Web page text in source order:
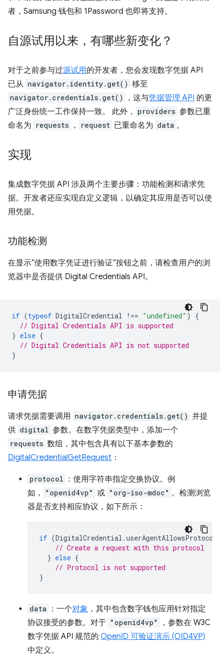
者，Samsung 钱包和 1Password 也即将支持。
自源试用以来，有哪些新变化？
对于之前参与过源试用的开发者，您会发现数字凭据 API
已从 navigator.identity.get() 移至
navigator.credentials.get() ，这与凭据管理 API 的更
广泛身份统一工作保持一致。 此外，
providers 参数已重
命名为 requests ， request 已重命名为 data 。
实现
集成数字凭据 API 涉及两个主要步骤：功能检测和请求凭
据。开发者还应实现自定义逻辑，以确定其应用是否可以使
用凭据。
功能检测
在显示“使用数字凭证进行验证”按钮之前，请检查用户的浏
览器中是否提供 Digital Credentials API。
if (typeof DigitalCredential !== "undefined" )
{
// Digital Credentials API is supported
} else {
// Digital Credentials API is not supported
}
申请凭据
请求凭据需要调用 navigator.credentials.get() 并提
供 digital 参数。在数字凭据类型中，添加一个
requests 数组，其中包含具有以下基本参数的
DigitalCredentialGetRequest ：
protocol
：使用字符串指定交换协议。例
如，
"openid4vp" 或 "org-iso-mdoc" 。检测浏览
器是否支持相应协议，如下所示：
if (DigitalCredential .userAgentAllowsProtocol
// Create a request with this protocol
} else {
// Protocol is not supported
}
data ：一个对象 ，其中包含数字钱包应用针对指定
协议接受的参数。对于 "openid4vp"
，参数在 W3C
数字凭据 API 规范的 OpenID 可验证演示 (OID4VP)
中定义。